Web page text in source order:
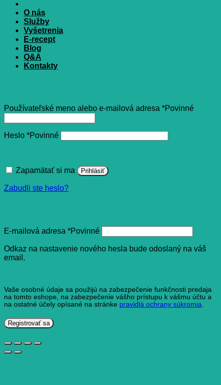
O nás
Služby
Vyšetrenia
E-recept
Blog
Q&A
Kontakty
Používateľské meno alebo e-mailová adresa *Povinné
Heslo *Povinné
Zapamätať si ma Prihlásiť
Zabudli ste heslo?
E-mailová adresa *Povinné
Odkaz na nastavenie nového hesla bude odoslaný na váš
email.
Vaše osobné údaje sa použijú na zabezpečenie funkčnosti predaja
na tomto eshope, na zabezpečenie vášho prístupu k vášmu účtu a
na ostatné účely opísané na stránke pravidlá ochrany súkromia
Registrovať sa